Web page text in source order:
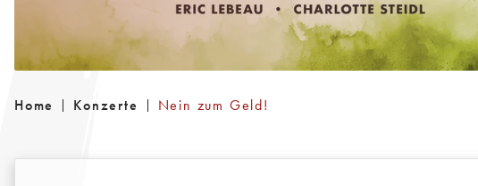
Home Konzerte Nein zum Geld!